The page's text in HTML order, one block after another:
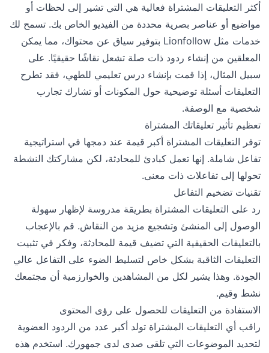
أكثر التعليقات المشتراة فعالية هي التي تشير إلى لحظات أو
مواضيع أو عناصر بصرية محددة من الفيديو الخاص بك. تسمح لك
خدمات مثل Lionfollow بتوفير سياق عن محتواك، مما يمكن
المعلقين من إنشاء ردود ذات صلة تشعل نقاشًا حقيقيًا. على
سبيل المثال، إذا قمت بإنشاء درس تعليمي للطهي، فقد تطرح
التعليقات أسئلة توضيحية حول المكونات أو تشارك تجارب
شخصية مع الوصفة.
تعظيم تأثير تعليقاتك المشتراة
توفر التعليقات المشتراة أكبر قيمة عند دمجها في استراتيجية
تفاعل شاملة. إنها تعمل كبادئ للمحادثة، لكن مشاركتك النشطة
تحولها إلى تفاعلات ذات معنى.
تقنيات تضخيم التفاعل
رد على التعليقات المشتراة بطريقة مدروسة لإظهار سهولة
الوصول إلى المنشئ وتشجيع مزيد من النقاش. قم بالإعجاب
بالتعليقات الحقيقية التي تضيف قيمة للمحادثة، وفكر في تثبيت
التعليقات الثاقبة بشكل خاص لتسليط الضوء على التفاعل عالي
الجودة. وهذا يشير لكل من المشاهدين والخوارزمية أن مجتمعك
نشط وقيم.
الاستفادة من التعليقات للحصول على رؤى المحتوى
راقب أي التعليقات المشتراة تولد أكبر عدد من الردود العضوية
لتحديد الموضوعات التي تلقى صدى لدى جمهورك. استخدم هذه